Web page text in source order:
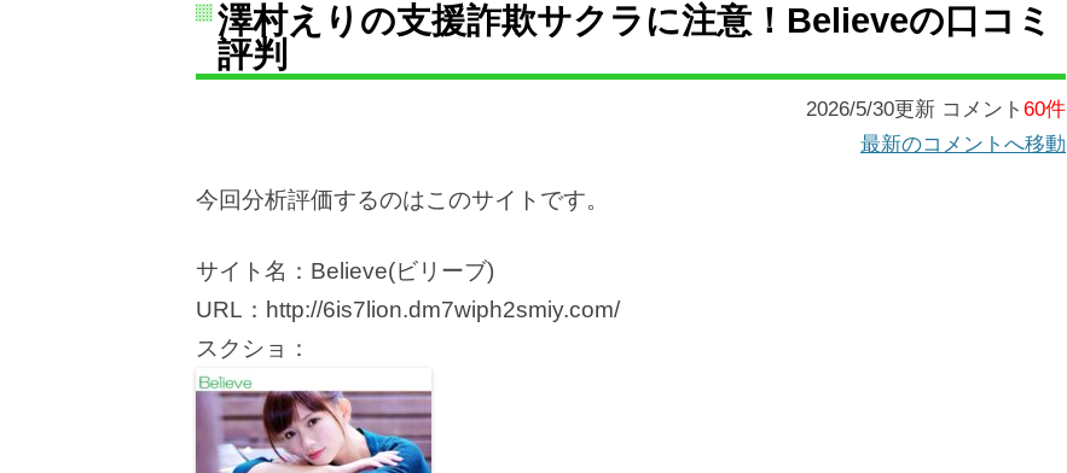
澤村えりの支援詐欺サクラに注意！Believeの口コミ
評判
2026/5/30更新 コメント 60件
最新のコメントへ移動
今回分析評価するのはこのサイトです。
サイト名：Believe(ビリーブ)
URL：http://6is7lion.dm7wiph2smiy.com/
スクショ：